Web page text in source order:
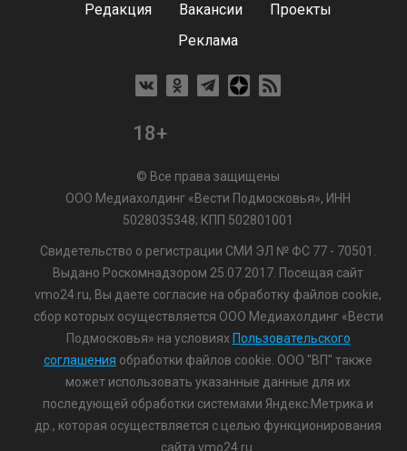
Редакция Вакансии
Проекты
Реклама
18+
© Все права защищены
ООО Медиахолдинг «Вести Подмосковья», ИНН
5028035348; КПП 502801001
Свидетельство о регистрации СМИ ЭЛ № ФС 77 - 70501.
Выдано Роскомнадзором 25.07.2017. Посещая сайт
vmo24.ru, Вы даете согласие на обработку файлов cookie,
сбор которых осуществляется ООО Медиахолдинг «Вести
Подмосковья» на условиях Пользовательского
соглашения обработки файлов cookie. ООО "ВП" также
может использовать указанные данные для их
последующей обработки системами Яндекс.Метрика и
др., которая осуществляется с целью функционирования
сайта vmo24.ru.